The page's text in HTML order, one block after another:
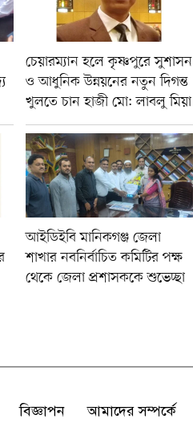
চেয়ারম্যান হলে কৃষ্ণপুরে সুশাসন
ও আধুনিক উন্নয়নের নতুন দিগন্ত
খুলতে চান হাজী মো: লাবলু মিয়া
আইডিইবি মানিকগঞ্জ জেলা
শাখার নবনির্বাচিত কমিটির পক্ষ
থেকে জেলা প্রশাসককে শুভেচ্ছা
বিজ্ঞাপন আমাদের সম্পর্কে